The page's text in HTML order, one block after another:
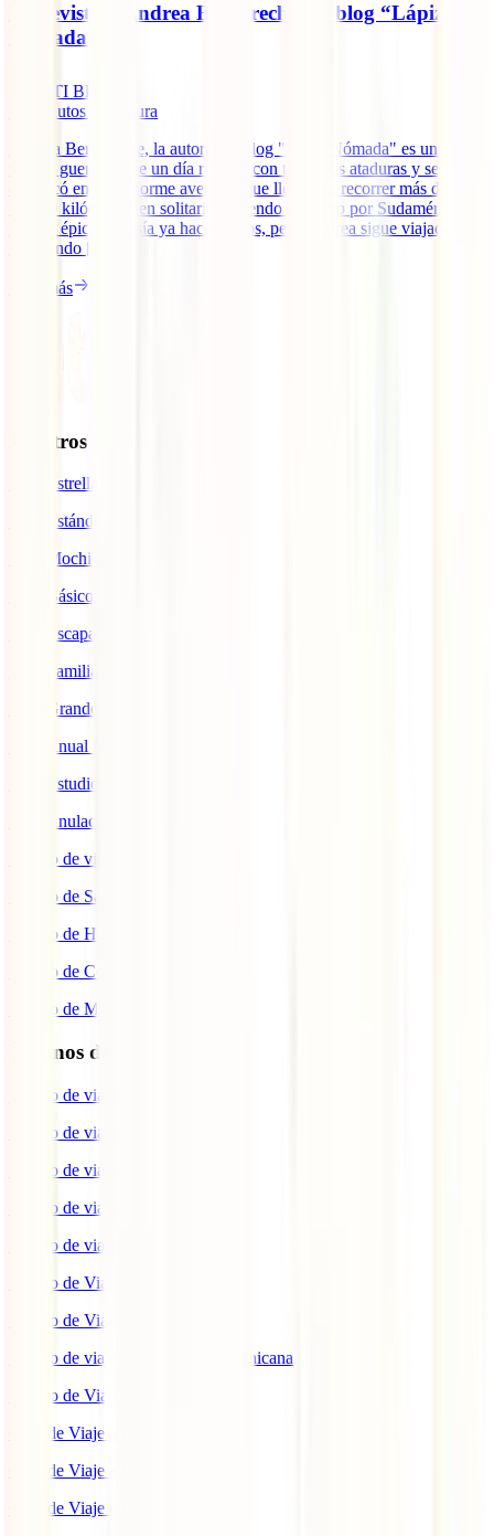
Entrevista a Andrea Bergareche del blog “Lápiz
Nómada”
IATI Blog
minutos de lectura
Andrea Bergareche, la autora del blog "Lápiz Nómada" es una
viajera guerrera que un día rompió con todas sus ataduras y se
embarcó en una enorme aventura que llevaría a recorrer más de
10.000 kilómetros en solitario haciendo autostop por Sudamérica.
De esa épica travesía ya hace 5 años, pero Andrea sigue viajado e
inspirando [...]
Leer más
Nuestros seguros
IATI Estrella
IATI Estándar
IATI Mochilero
IATI Básico
IATI Escapadas
IATI Familia
IATI Grandes Viajeros
IATI Anual Multiviaje
IATI Estudios
IATI Anulación Premium
Seguro de viaje COVID
Seguro de Salud
Seguro de Hogar
Seguro de Coche
Seguro de Moto
Destinos de interés
Seguro de viaje a EEUU
Seguro de viaje a Indonesia
Seguro de viaje a Marruecos
Seguro de viaje a Reino Unido
Seguro de viaje a México
Seguro de Viaje a Tailandia
Seguro de Viaje a China
Seguro de viaje a República Dominicana
Seguro de Viaje a Colombia
Guía de Viaje a Estados Unidos
Guía de Viaje a México
Guía de Viaje a Marruecos